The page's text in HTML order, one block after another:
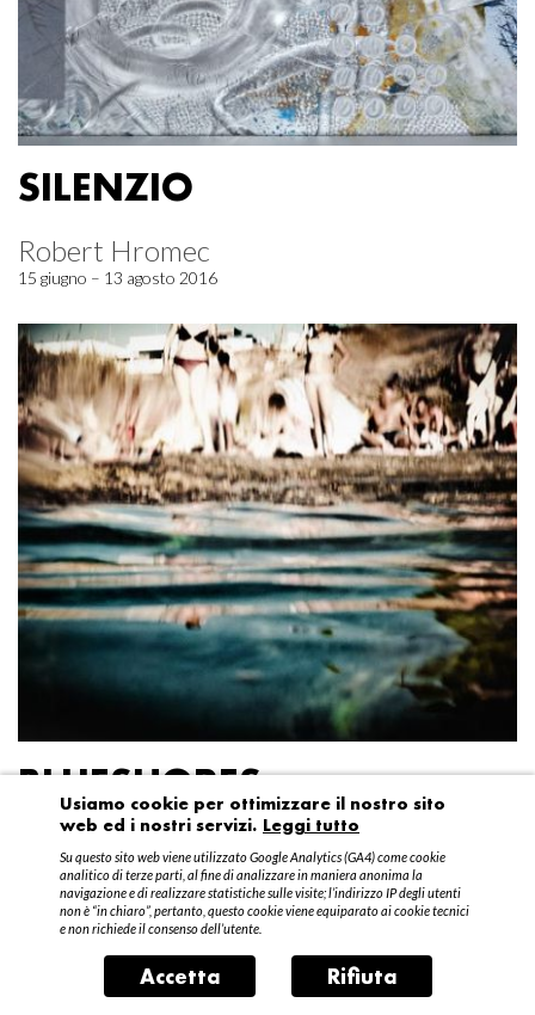
SILENZIO
Robert Hromec
15 giugno – 13 agosto 2016
BLUESHORES
Federico Garibaldi
20 aprile – 15 maggio 2016
Usiamo cookie per ottimizzare il nostro sito
web ed i nostri servizi. Leggi tutto
Su questo sito web viene utilizzato Google Analytics (GA4) come cookie
analitico di terze parti, al fine di analizzare in maniera anonima la
navigazione e di realizzare statistiche sulle visite; l’indirizzo IP degli utenti
non è “in chiaro”, pertanto, questo cookie viene equiparato ai cookie tecnici
e non richiede il consenso dell’utente.
Accetta Rifiuta